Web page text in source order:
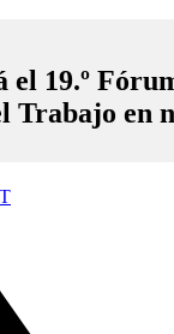
el 19.º
Trabajo en